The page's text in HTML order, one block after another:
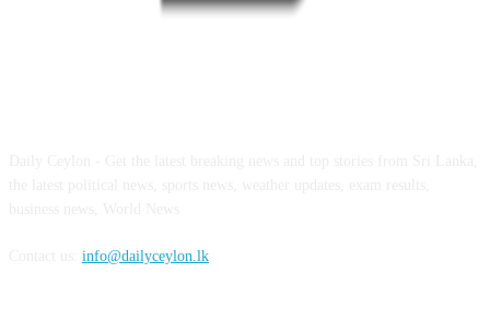
info@dailyceylon.lk